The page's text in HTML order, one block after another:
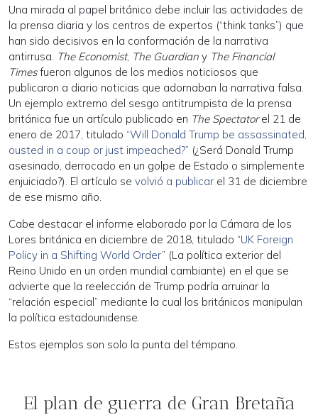
Una mirada al papel británico debe incluir las actividades de
la prensa diaria y los centros de expertos (“think tanks”) que
han sido decisivos en la conformación de la narrativa
antirrusa. The Economist, The Guardian y The Financial
Times fueron algunos de los medios noticiosos que
publicaron a diario noticias que adornaban la narrativa falsa.
Un ejemplo extremo del sesgo antitrumpista de la prensa
británica fue un artículo publicado en The Spectator el 21 de
enero de 2017, titulado “Will Donald Trump be assassinated,
ousted in a coup or just impeached?” (¿Será Donald Trump
asesinado, derrocado en un golpe de Estado o simplemente
enjuiciado?). El artículo se volvió a publicar el 31 de diciembre
de ese mismo año.
Cabe destacar el informe elaborado por la Cámara de los
Lores británica en diciembre de 2018, titulado “UK Foreign
Policy in a Shifting World Order” (La política exterior del
Reino Unido en un orden mundial cambiante) en el que se
advierte que la reelección de Trump podría arruinar la
“relación especial” mediante la cual los británicos manipulan
la política estadounidense.
Estos ejemplos son solo la punta del témpano.
El plan de guerra de Gran Bretaña